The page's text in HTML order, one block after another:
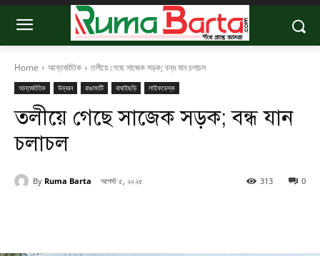
Home আন্তর্জাতিক তলীয়ে গেছে সাজেক সড়ক; বন্ধ যান চলাচল
আন্তর্জাতিক উন্নয়ন রাঙামাটি বাঘাইছড়ি লাইফডেস্ক
তলীয়ে গেছে সাজেক সড়ক; বন্ধ যান
চলাচল
By Ruma Barta আগস্ট ৫, ২০২৫ 0
313